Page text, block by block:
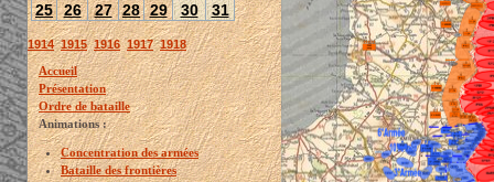
25 26 27 28 29 30 31
1914 1915 1916 1917 1918
Accueil
Présentation
Ordre de bataille
Animations :
Concentration des armées
Bataille des frontières